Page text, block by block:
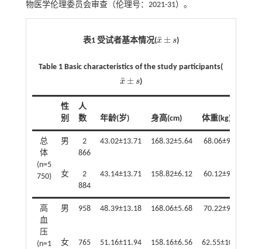
物医学伦理委员会审查（伦理号：2021-31）。
表1 受试者基本情况(x
¯ ± s
x¯ ±s )
Table 1 Basic characteristics of the study participants(
x
¯ ± s
x¯ ±s )
性
别
人
数
年龄(岁) 身高(cm) 体重(kg)
总
体
(n=5
750)
男
2
866
43.02±13.71 168.32±5.64 68.06±9.73
女
2
884
43.14±13.71 158.82±6.12 60.12±9.74
高
血
压
(n=1
男 958 48.39±13.18 168.06±5.68 70.22±9.68
女 765 51.16±11.94 158.16±6.56 62.55±10.41